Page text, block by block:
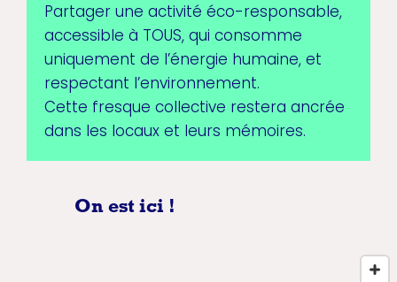
Partager une activité éco-responsable,
accessible à TOUS, qui consomme
uniquement de l’énergie humaine, et
respectant l’environnement.
Cette fresque collective restera ancrée
dans les locaux et leurs mémoires.
On est ici !